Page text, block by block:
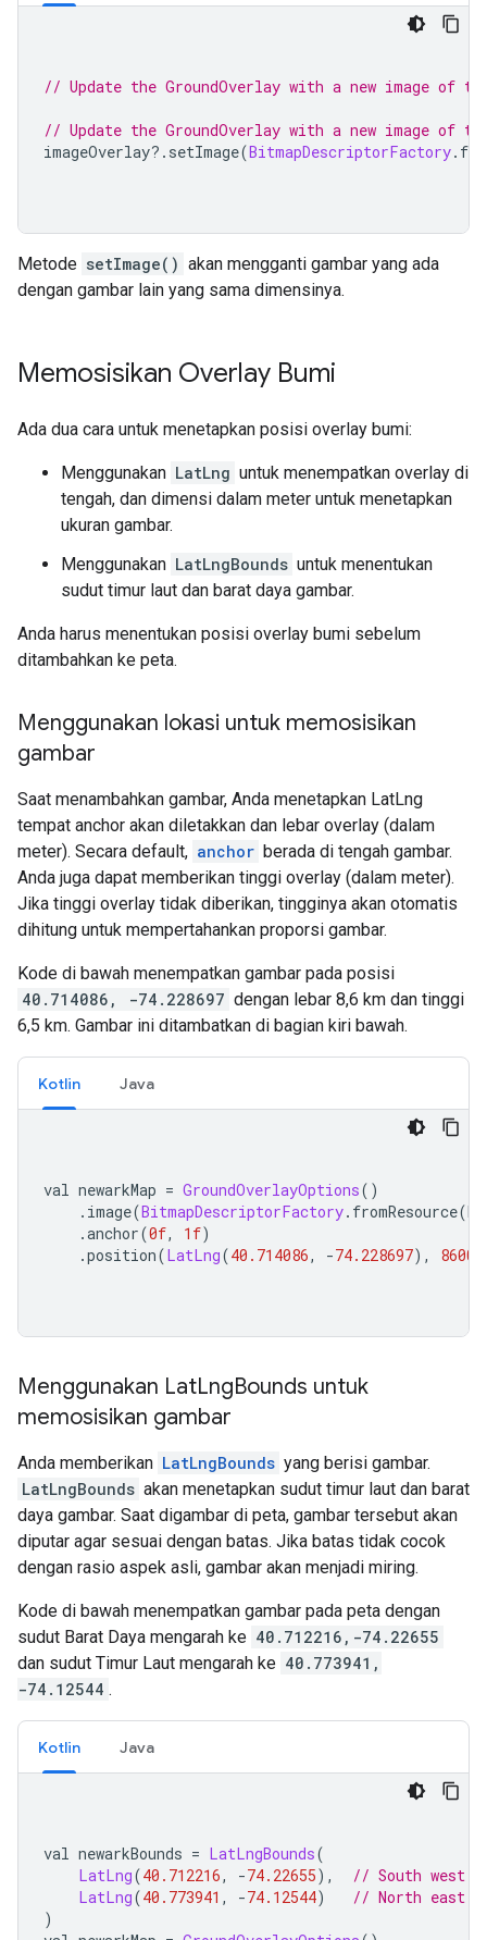
// Update the GroundOverlay with a new image of
// Update the GroundOverlay with a new image of
imageOverlay?. setImage(BitmapDescriptorFactory.
Metode setImage() akan mengganti gambar yang ada
dengan gambar lain yang sama dimensinya.
Memosisikan Overlay Bumi
Ada dua cara untuk menetapkan posisi overlay bumi:
Menggunakan LatLng untuk menempatkan overlay di
tengah, dan dimensi dalam meter untuk menetapkan
ukuran gambar.
Menggunakan LatLngBounds untuk menentukan
sudut timur laut dan barat daya gambar.
Anda harus menentukan posisi overlay bumi sebelum
ditambahkan ke peta.
Menggunakan lokasi untuk memosisikan
gambar
Saat menambahkan gambar, Anda menetapkan LatLng
tempat anchor akan diletakkan dan lebar overlay (dalam
meter). Secara default, anchor berada di tengah gambar.
Anda juga dapat memberikan tinggi overlay (dalam meter).
Jika tinggi overlay tidak diberikan, tingginya akan otomatis
dihitung untuk mempertahankan proporsi gambar.
Kode di bawah menempatkan gambar pada posisi
40.714086, -74.228697 dengan lebar 8,6 km dan tinggi
6,5 km. Gambar ini ditambatkan di bagian kiri bawah.
Kotlin Java
val newarkMap = GroundOverlayOptions()
. image(BitmapDescriptorFactory. fromResource(R
.anchor(0f, 1f)
.position(LatLng(40.714086, -74.228697), 8600f
Menggunakan LatLngBounds untuk
memosisikan gambar
Anda memberikan LatLngBounds yang berisi gambar.
LatLngBounds akan menetapkan sudut timur laut dan barat
daya gambar. Saat digambar di peta, gambar tersebut akan
diputar agar sesuai dengan batas. Jika batas tidak cocok
dengan rasio aspek asli, gambar akan menjadi miring.
Kode di bawah menempatkan gambar pada peta dengan
sudut Barat Daya mengarah ke 40.712216,-74.22655
dan sudut Timur Laut mengarah ke 40.773941,
-74.12544 .
Kotlin Java
val newarkBounds = LatLngBounds(
LatLng(40.712216, -74.22655),
// South west
LatLng(40.773941 , -74.12544)
// North east
)